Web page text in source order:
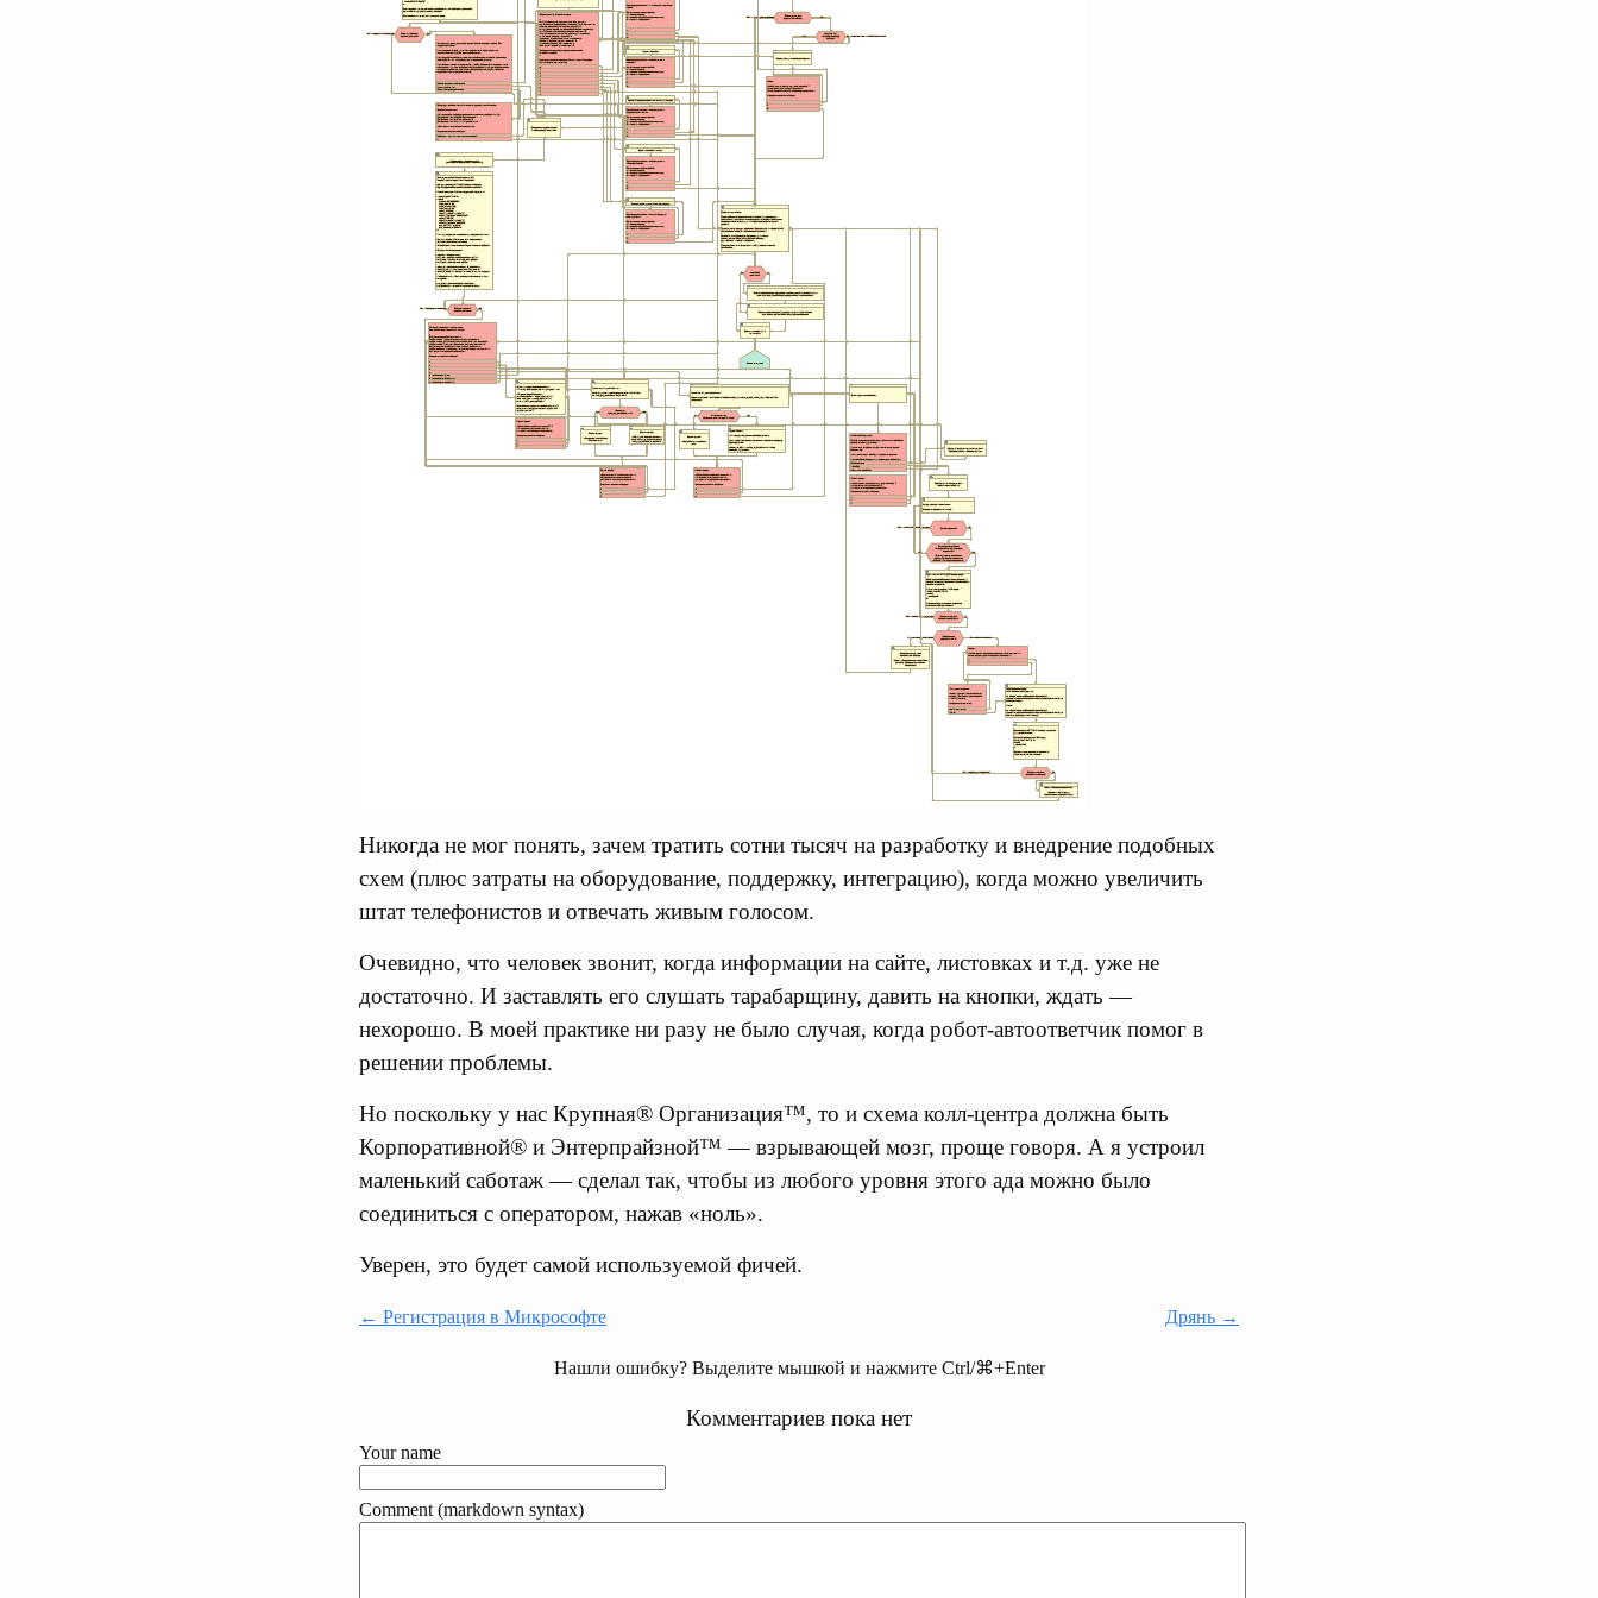
Никогда не мог понять, зачем тратить сотни тысяч на разработку и внедрение подобных
схем (плюс затраты на оборудование, поддержку, интеграцию), когда можно увеличить
штат телефонистов и отвечать живым голосом.
Очевидно, что человек звонит, когда информации на сайте, листовках и т.д. уже не
достаточно. И заставлять его слушать тарабарщину, давить на кнопки, ждать —
нехорошо. В моей практике ни разу не было случая, когда робот-автоответчик помог в
решении проблемы.
Но поскольку у нас Крупная® Организация™, то и схема колл-центра должна быть
Корпоративной® и Энтерпрайзной™ — взрывающей мозг, проще говоря. А я устроил
маленький саботаж — сделал так, чтобы из любого уровня этого ада можно было
соединиться с оператором, нажав «ноль».
Уверен, это будет самой используемой фичей.
← Регистрация в Микрософте Дрянь →
Нашли ошибку? Выделите мышкой и нажмите Ctrl/⌘+Enter
Комментариев пока нет
Your name
Comment (markdown syntax)